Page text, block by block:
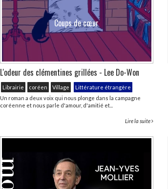
Coups de cœur
L'odeur des clémentines grillées - Lee Do-Won
Librairie coréen Village
Littérature étrangère
Un roman a deux voix qui nous plonge dans la campagne
coréenne et nous parle d'amour, d'amitié et...
Lire la suite